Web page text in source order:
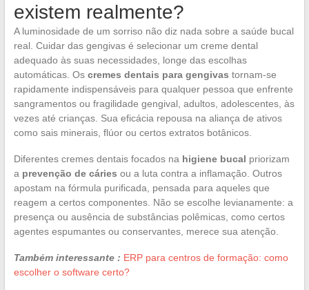
existem realmente?
A luminosidade de um sorriso não diz nada sobre a saúde bucal
real. Cuidar das gengivas é selecionar um creme dental
adequado às suas necessidades, longe das escolhas
automáticas. Os cremes dentais para gengivas tornam-se
rapidamente indispensáveis para qualquer pessoa que enfrente
sangramentos ou fragilidade gengival, adultos, adolescentes, às
vezes até crianças. Sua eficácia repousa na aliança de ativos
como sais minerais, flúor ou certos extratos botânicos.
Diferentes cremes dentais focados na higiene bucal priorizam
a prevenção de cáries ou a luta contra a inflamação. Outros
apostam na fórmula purificada, pensada para aqueles que
reagem a certos componentes. Não se escolhe levianamente: a
presença ou ausência de substâncias polêmicas, como certos
agentes espumantes ou conservantes, merece sua atenção.
Também interessante : ERP para centros de formação: como
escolher o software certo?